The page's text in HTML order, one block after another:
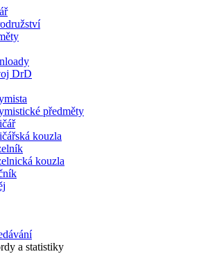
DrD
předměty
kouzla
kouzla
a statistiky